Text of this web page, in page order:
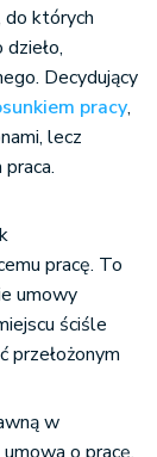
do których
Decydujący
pracy,
lecz
pracę. To
umowy
ściśle
przełożonym
w